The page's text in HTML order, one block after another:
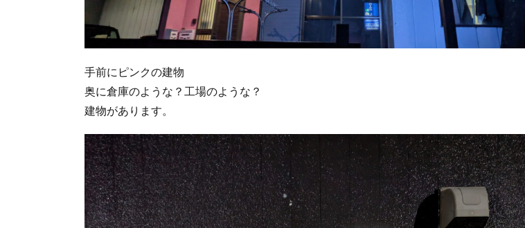
手前にピンクの建物
奥に倉庫のような？工場のような？
建物があります。